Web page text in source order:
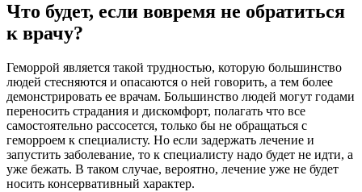
Что будет, если вовремя не обратиться
к врачу?
Геморрой является такой трудностью, которую большинство
людей стесняются и опасаются о ней говорить, а тем более
демонстрировать ее врачам. Большинство людей могут годами
переносить страдания и дискомфорт, полагать что все
самостоятельно рассосется, только бы не обращаться с
геморроем к специалисту. Но если задержать лечение и
запустить заболевание, то к специалисту надо будет не идти, а
уже бежать. В таком случае, вероятно, лечение уже не будет
носить консервативный характер.